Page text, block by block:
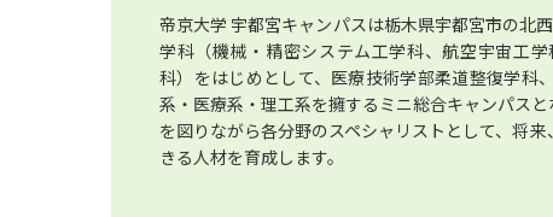
帝京大学 宇都宮キャンパスは栃木県宇都宮市の北
学科（機械・精密システム工学科、航空宇宙工
科）をはじめとして、医療技術学部柔道整復学科
系・医療系・理工系を擁するミニ総合キャンパス
を図りながら各分野のスペシャリストとして、将
きる人材を育成します。